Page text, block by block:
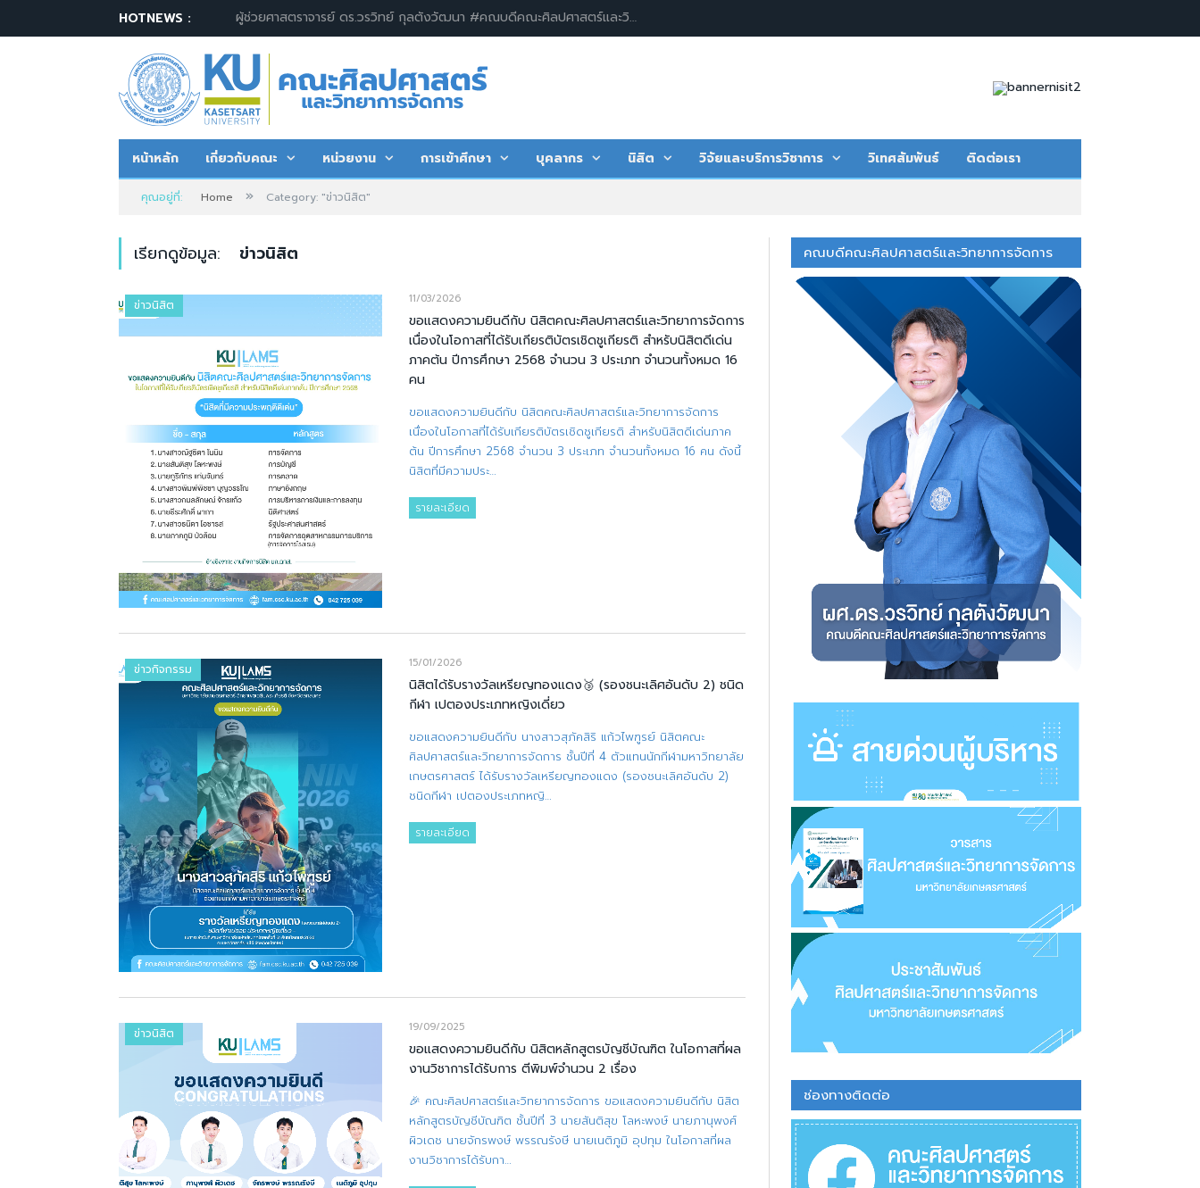
HOTNEWS : ผู้ช่วยศาสตราจารย์ ดร.วรวิทย์ กุลตังวัฒนา #คณบดีคณะศิลปศาสตร์และวิทยาการจัดการ พร้อมด้วยคณะผู้บริหาร บุคลากร และนิสิต คณะศิลปศาสตร์และวิทยาการจัดการ มหาวิทยาลัยเกษตรศาสตร์ วิทยาเขตเฉลิมพระเกียรติ จังหวัดสกลนคร ร่วมพิธีวางพานพุ่มถวายพระพรชัยมงคล และลงนามถวายพระพรเนื่องในโอกาสมหามงคลเฉลิมพระชนมพรรษา ๗๔ พรรษา พระบาทสมเด็จพระปรเมนทรรามาธิบดีศรีสินทร มหาวชิราลงกรณ พระวชิรเกล้าเจ้าอยู่หัว
หน้าหลัก เกี่ยวกับคณะ หน่วยงาน การเข้าศึกษา บุคลากร นิสิต วิจัยและบริการวิชาการ วิเทศสัมพันธ์ ติดต่อเรา
คุณอยู่ที่: Home » Category: "ข่าวนิสิต"
เรียกดูข้อมูล: ข่าวนิสิต
ข่าวนิสิต 11/03/2026
ขอแสดงความยินดีกับ นิสิตคณะศิลปศาสตร์และวิทยาการจัดการ
เนื่องในโอกาสที่ได้รับเกียรติบัตรเชิดชูเกียรติ สำหรับนิสิตดีเด่น
ภาคต้น ปีการศึกษา 2568 จำนวน 3 ประเภท จำนวนทั้งหมด 16
คน
ขอแสดงความยินดีกับ นิสิตคณะศิลปศาสตร์และวิทยาการจัดการ
เนื่องในโอกาสที่ได้รับเกียรติบัตรเชิดชูเกียรติ สำหรับนิสิตดีเด่นภาค
ต้น ปีการศึกษา 2568 จำนวน 3 ประเภท จำนวนทั้งหมด 16 คน ดังนี้
นิสิตที่มีความประ…
รายละเอียด
ข่าวกิจกรรม 15/01/2026
นิสิตได้รับรางวัลเหรียญทองแดง🥉 (รองชนะเลิศอันดับ 2) ชนิด
กีฬา เปตองประเภทหญิงเดี่ยว
ขอแสดงความยินดีกับ นางสาวสุภัคสิริ แก้วไพฑูรย์ นิสิตคณะ
ศิลปศาสตร์และวิทยาการจัดการ ชั้นปีที่ 4 ตัวแทนนักกีฬามหาวิทยาลัย
เกษตรศาสตร์ ได้รับรางวัลเหรียญทองแดง (รองชนะเลิศอันดับ 2)
ชนิดกีฬา เปตองประเภทหญิ…
รายละเอียด
ข่าวนิสิต 19/09/2025
ขอแสดงความยินดีกับ นิสิตหลักสูตรบัญชีบัณฑิต ในโอกาสที่ผล
งานวิชาการได้รับการ ตีพิมพ์จำนวน 2 เรื่อง
🎉 คณะศิลปศาสตร์และวิทยาการจัดการ ขอแสดงความยินดีกับ นิสิต
หลักสูตรบัญชีบัณฑิต ชั้นปีที่ 3 นายสันติสุข โลหะพงษ์ นายภานุพงศ์
ผิวเดช นายจักรพงษ์ พรรณรังษี นายเนติภูมิ อุปทุม ในโอกาสที่ผล
งานวิชาการได้รับกา…
คณบดีคณะศิลปศาสตร์และวิทยาการจัดการ
ช่องทางติดต่อ